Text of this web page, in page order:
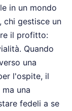
in un mondo
chi gestisce un
il profitto:
Quando
una
l'ospite, il
una
fedeli a se